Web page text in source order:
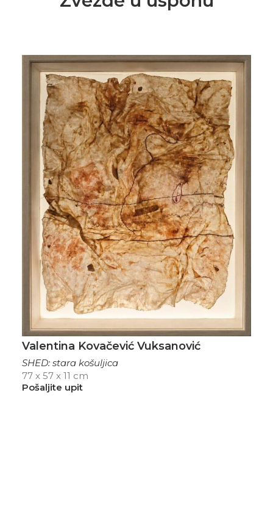
Valentina Kovačević Vuksanović
SHED: stara košuljica
77 x 57 x 11 cm
Pošaljite upit